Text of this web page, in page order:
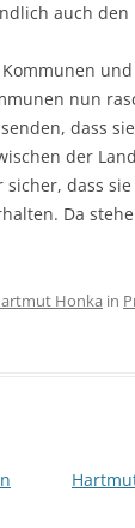
auch den
nun
dass
der
dass
Da
Honka in